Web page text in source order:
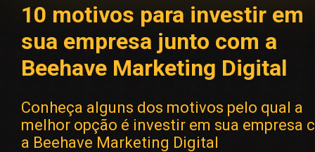
10 motivos para investir em
sua empresa junto com a
Beehave Marketing Digital
Conheça alguns dos motivos pelo qual a
melhor opção é investir em sua empresa
a Beehave Marketing Digital